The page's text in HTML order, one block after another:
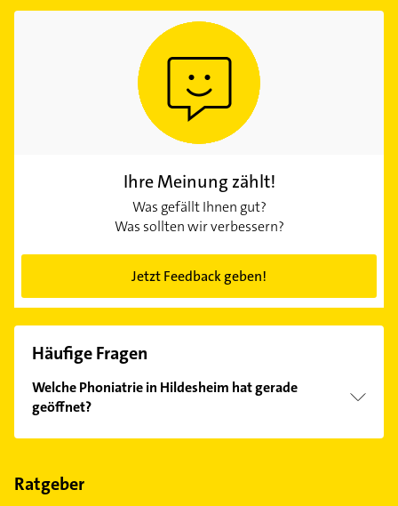
Ihre Meinung zählt!
Was gefällt Ihnen gut?
Was sollten wir verbessern?
Jetzt Feedback geben!
Häufige Fragen
Welche Phoniatrie in Hildesheim hat gerade
geöffnet?
Im Anbieter-Bereich finden Sie alleÖffnungszeiten.
Feiertagen abweichen können.
Ratgeber